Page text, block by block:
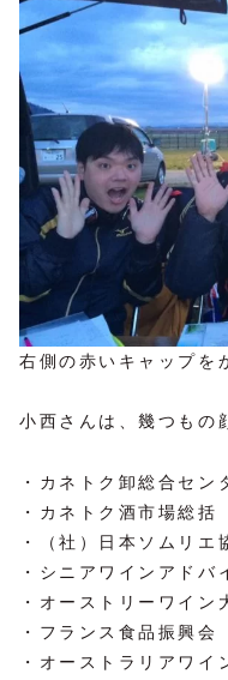
右側の赤いキャップを
小西さんは、幾つもの
・カネトク卸総合セン
・カネトク酒市場総括
・（社）日本ソムリエ
・シニアワインアドバ
・オーストリーワイン
・フランス食品振興
・オーストラリアワイ